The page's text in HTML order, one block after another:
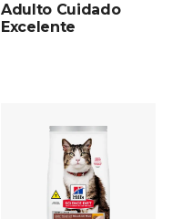
Adulto Cuidado
Excelente